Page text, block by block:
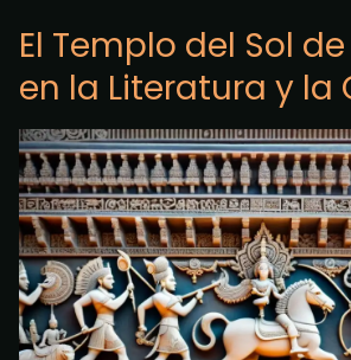
El Templo del Sol
en la Literatura y la